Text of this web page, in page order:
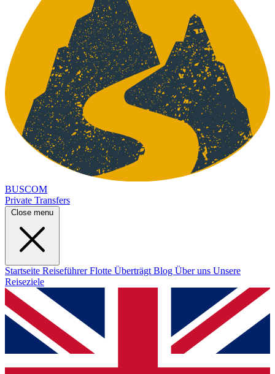
BUSCOM
Private Transfers
Close menu
Startseite ReiseführerFlotte Überträgt Blog Über uns Unsere
Reiseziele